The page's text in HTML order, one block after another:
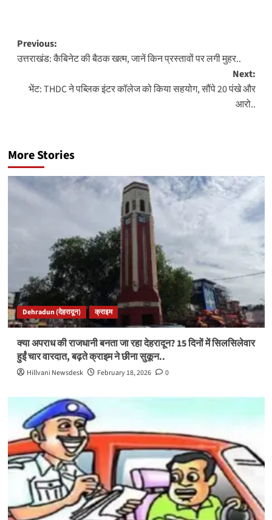
Post
navigation
Previous:
उत्तराखंड: कैबिनेट की बैठक खत्म, जानें किन प्रस्तावों पर लगी मुहर..
Next:
भेंट: THDC ने पब्लिक इंटर कॉलेज को किया सहयोग, सौंपे 20 पंखे और
आरो..
More Stories
Dehradun (देहरादून) क्राइम
क्या अपराध की राजधानी बनता जा रहा देहरादून? 15 दिनों में सिलसिलेवार
हुईं चार वारदात, बढ़ते क्राइम ने छीना सुकून..
Hillvani Newsdesk February 18, 2026 0